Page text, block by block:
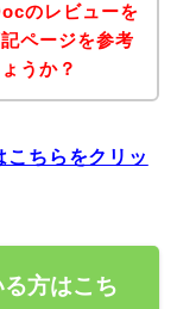
のレビューを
ページを参考
うか？
ちらをクリッ
方はこち